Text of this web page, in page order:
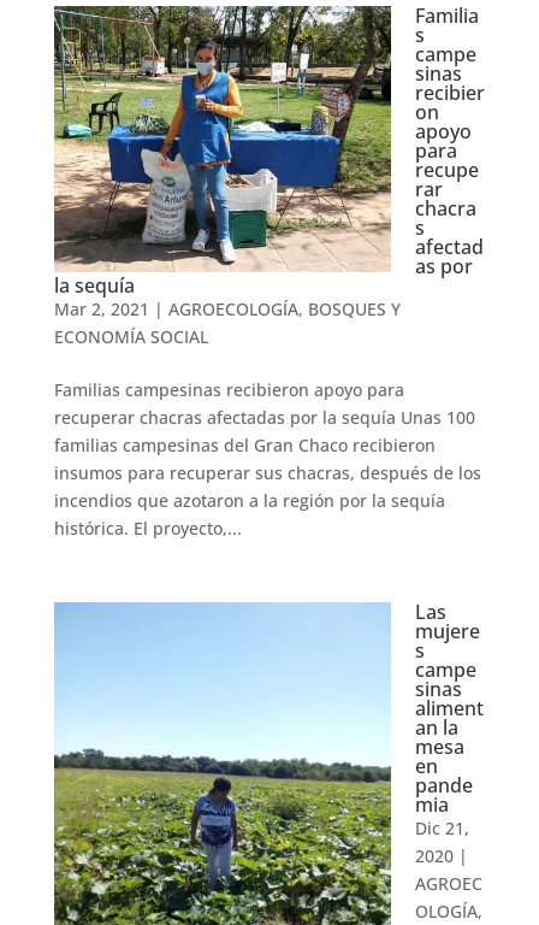
Familia
s
campe
sinas
recibier
on
apoyo
para
recupe
rar
chacra
s
afectad
as por
la sequía
Mar 2, 2021 | AGROECOLOGÍA, BOSQUES Y
ECONOMÍA SOCIAL
Familias campesinas recibieron apoyo para
recuperar chacras afectadas por la sequía Unas 100
familias campesinas del Gran Chaco recibieron
insumos para recuperar sus chacras, después de los
incendios que azotaron a la región por la sequía
histórica. El proyecto,...
Las
mujere
s
campe
sinas
aliment
an la
mesa
en
pande
mia
Dic 21,
2020|
AGROEC
OLOGÍA,